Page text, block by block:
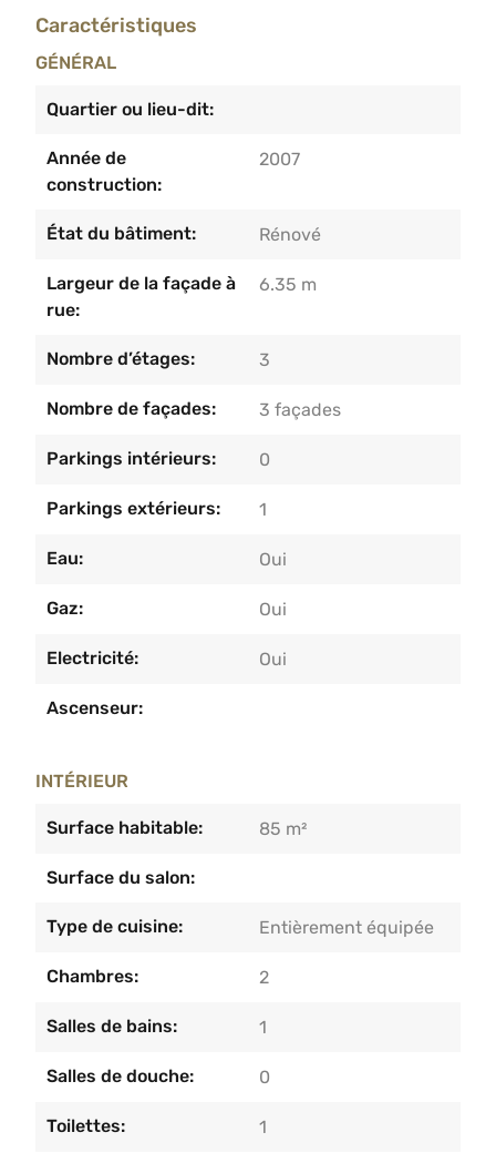
d’une agréable terrasse avec jardin bien exposé,
une grande cave et un emplacement de parking
chauffage central au gaz – Loyer actuel : 866 € /
commune.
Caractéristiques
GÉNÉRAL
Quartier ou lieu-dit:
Année de
construction:
2007
État du bâtiment: Rénové
Largeur de la façade à
rue:
6.35 m
Nombre d’étages: 3
Nombre de façades: 3 façades
Parkings intérieurs: 0
Parkings extérieurs: 1
Eau: Oui
Gaz: Oui
Electricité: Oui
Ascenseur:
INTÉRIEUR
Surface habitable: 85 m²
Surface du salon:
Type de cuisine: Entièrement équipée
Chambres: 2
Salles de bains: 1
Salles de douche: 0
Toilettes: 1